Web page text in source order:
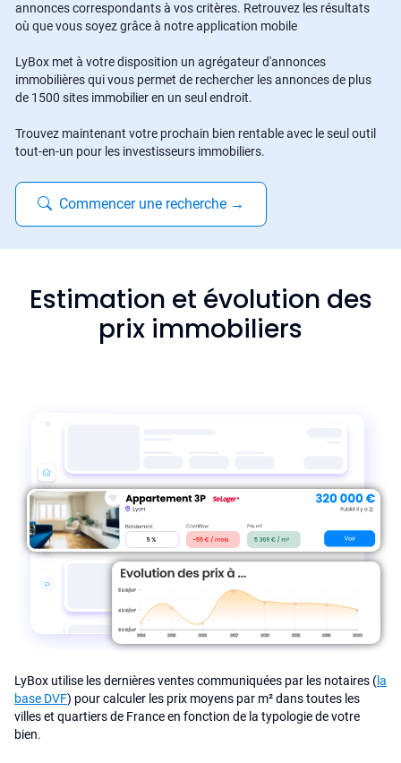
annonces correspondants à vos critères. Retrouvez les résultats
où que vous soyez grâce à notre application mobile
LyBox met à votre disposition un agrégateur d'annonces
immobilières qui vous permet de rechercher les annonces de plus
de 1500 sites immobilier en un seul endroit.
Trouvez maintenant votre prochain bien rentable avec le seul outil
tout-en-un pour les investisseurs immobiliers.
Commencer une recherche →
Estimation et évolution des
prix immobiliers
LyBox utilise les dernières ventes communiquées par les notaires (la
base DVF) pour calculer les prix moyens par m² dans toutes les
villes et quartiers de France en fonction de la typologie de votre
bien.